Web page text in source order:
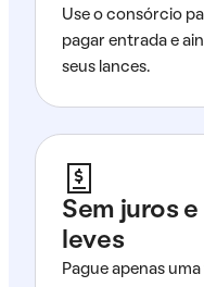
Use o consórcio
pagar entrada e
seus lances.
Sem juros
leves
Pague apenas